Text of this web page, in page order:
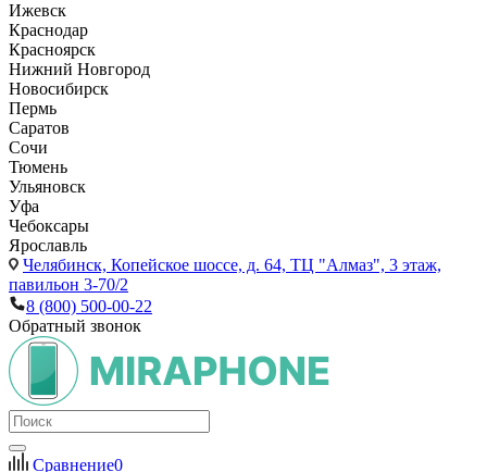
Ижевск
Краснодар
Красноярск
Нижний Новгород
Новосибирск
Пермь
Саратов
Сочи
Тюмень
Ульяновск
Уфа
Чебоксары
Ярославль
Челябинск, Копейское шоссе, д. 64, ТЦ "Алмаз", 3 этаж,
павильон 3-70/2
8 (800) 500-00-22
Обратный звонок
Сравнение0